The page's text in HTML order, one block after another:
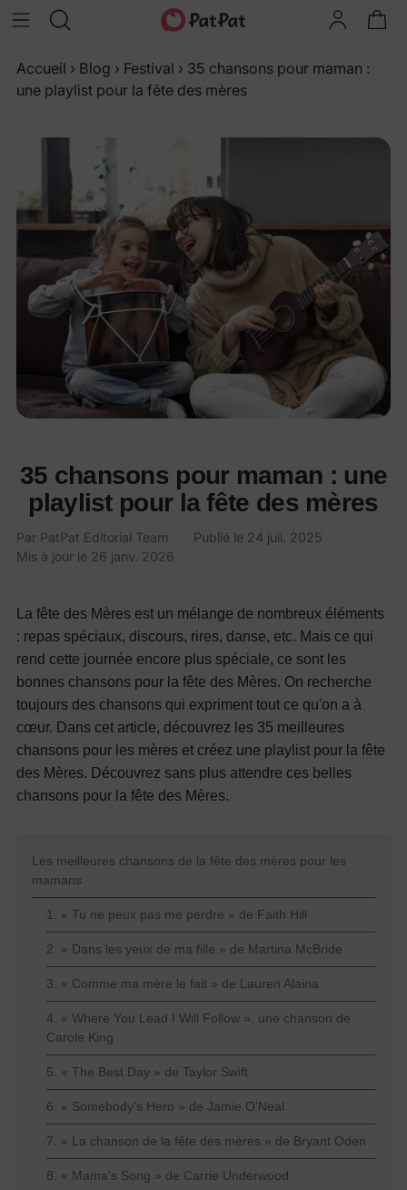
Accueil › Blog › Festival › 35 chansons pour maman :
une playlist pour la fête des mères
35 chansons pour maman : une
playlist pour la fête des mères
Par PatPat Editorial Team Publié le 24 juil. 2025
Mis à jour le 26 janv. 2026
La fête des Mères est un mélange de nombreux éléments
: repas spéciaux, discours, rires, danse, etc. Mais ce qui
rend cette journée encore plus spéciale, ce sont les
bonnes chansons pour la fête des Mères. On recherche
toujours des chansons qui expriment tout ce qu'on a à
cœur. Dans cet article, découvrez les 35 meilleures
chansons pour les mères et créez une playlist pour la fête
des Mères. Découvrez sans plus attendre ces belles
chansons pour la fête des Mères.
Les meilleures chansons de la fête des mères pour les
mamans
1. « Tu ne peux pas me perdre » de Faith Hill
2. « Dans les yeux de ma fille » de Martina McBride
3. « Comme ma mère le fait » de Lauren Alaina
4. « Where You Lead I Will Follow », une chanson de
Carole King
5. « The Best Day » de Taylor Swift
6. « Somebody's Hero » de Jamie O'Neal
7. « La chanson de la fête des mères » de Bryant Oden
8. « Mama's Song » de Carrie Underwood